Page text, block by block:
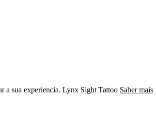
a sua experiencia. Lynx Sight Tattoo Saber mais